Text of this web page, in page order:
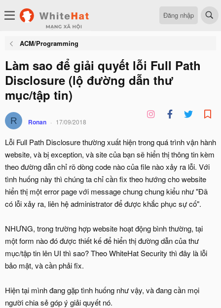
Đăng nhập
ACM/Programming
Làm sao để giải quyết lỗi Full Path
Disclosure (lộ đường dẫn thư
mục/tập tin)
R Ronan 17/09/2018
Lỗi Full Path Disclosure thường xuất hiện trong quá trình vận hành
website, và bị exception, và site của bạn sẽ hiển thị thông tin kèm
theo đường dẫn chỉ rõ dòng code nào của file nào xảy ra lỗi. Với
tình huống này thì chúng ta chỉ cần fix theo hướng cho website
hiển thị một error page với message chung chung kiểu như "Đã
có lỗi xảy ra, liên hệ administrator để được khắc phục sự cố".
NHƯNG, trong trường hợp website hoạt động bình thường, tại
một form nào đó được thiết kế để hiển thị đường dẫn của thư
mục/tập tin lên UI thì sao? Theo WhiteHat Security thì đây là lỗi
bảo mật, và cần phải fix.
Hiện tại mình đang gặp tình huống như vậy, và đang cần mọi
người chia sẻ góp ý giải quyết nó.